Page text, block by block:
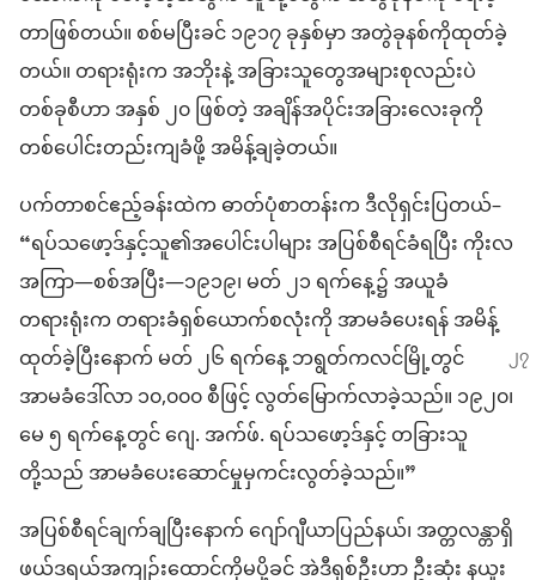
တာ​ဖြစ်တယ်။ စစ်​မပြီး​ခင် ၁၉၁၇ ခုနှစ်​မှာ အတွဲ​ခု​နစ်​ကို​ထုတ်ခဲ့​
တယ်။ တရားရုံး​က အဘိုး​နဲ့ အခြားသူ​တွေ​အများစုလည်း​ပဲ
တစ်ခုစီ​ဟာ အနှစ် ၂၀ ဖြစ်​တဲ့ အချိန်​အပိုင်းအခြား​လေးခု​ကို
တစ်​ပေါင်း​တည်း​ကျ​ခံ​ဖို့ အမိန့်ချ​ခဲ့တယ်။
ပက်​တာ​စင်​ဧည့်​ခန်း​ထဲ​က ဓာတ်​ပုံစာ​တန်း​က ဒီလို​ရှင်းပြတယ်–
“ရပ်သဖော့ဒ်​နှင့်​သူ၏​အပေါင်းပါများ အပြစ်စီရင်​ခံရ​ပြီး ကိုး​လ​
အကြာ—စစ်​အပြီး—၁၉၁၉၊ မတ် ၂၁ ရက်​နေ့၌ အယူခံ​
တရားရုံး​က တရားခံ​ရှစ်ယောက်​စ​လုံး​ကို အာမခံ​ပေး​ရန် အမိန့်​
ထုတ်ခဲ့​ပြီး​နောက်မတ် ၂၆ ရက်​နေ့ ဘ​ရွတ်​က​လင်​မြို့တွင်
အာမခံ​ဒေါ်လာ ၁၀,၀၀၀ စီ​ဖြင့် လွတ်မြောက်​လာ​ခဲ့​သည်။ ၁၉၂၀၊
မေ ၅ ရက်​နေ့တွင် ဂျေ. အက်ဖ်. ရပ်သဖော့ဒ်​နှင့် တခြားသူ​
တို့သည် အာမခံ​ပေးဆောင်​မှု​မှ​ကင်းလွတ်​ခဲ့​သည်။”
အပြစ်စီရင်​ချက်​ချ​ပြီး​နောက် ဂျော်ဂျီယာ​ပြည်နယ်၊ အတ္တ​လ​န္တာ​ရှိ
ဖယ်ဒရယ်​အကျဉ်းထောင်​ကို​မ​ပို့​ခင် အဲဒီ​ရှစ်ဦး​ဟာ ဦးဆုံး နယူး